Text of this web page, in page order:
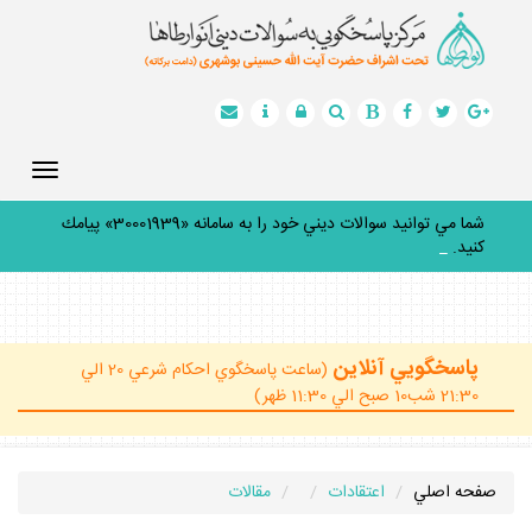
شما مي توانيد سوالات ديني خود را به سامانه «30001939» پيامك
كنيد. _
پاسخگويي آنلاين
(ساعت پاسخگوي احكام شرعي 20 الي
21:30 شب10 صبح الي 11:30 ظهر)
صفحه اصلي اعتقادات مقالات